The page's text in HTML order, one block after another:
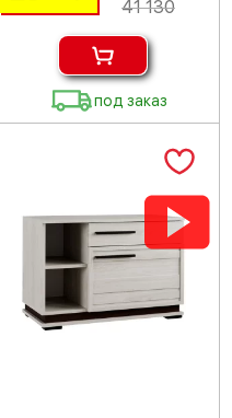
41 130
под заказ